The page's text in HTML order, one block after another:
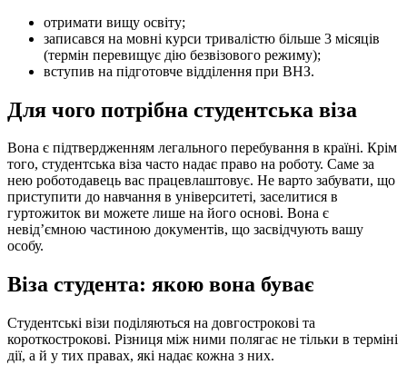
отримати вищу освіту;
записався на мовні курси тривалістю більше 3 місяців
(термін перевищує дію безвізового режиму);
вступив на підготовче відділення при ВНЗ.
Для чого потрібна студентська віза
Вона є підтвердженням легального перебування в країні. Крім
того, студентська віза часто надає право на роботу. Саме за
нею роботодавець вас працевлаштовує. Не варто забувати, що
приступити до навчання в університеті, заселитися в
гуртожиток ви можете лише на його основі. Вона є
невід’ємною частиною документів, що засвідчують вашу
особу.
Віза студента: якою вона буває
Студентські візи поділяються на довгострокові та
короткострокові. Різниця між ними полягає не тільки в терміні
дії, а й у тих правах, які надає кожна з них.